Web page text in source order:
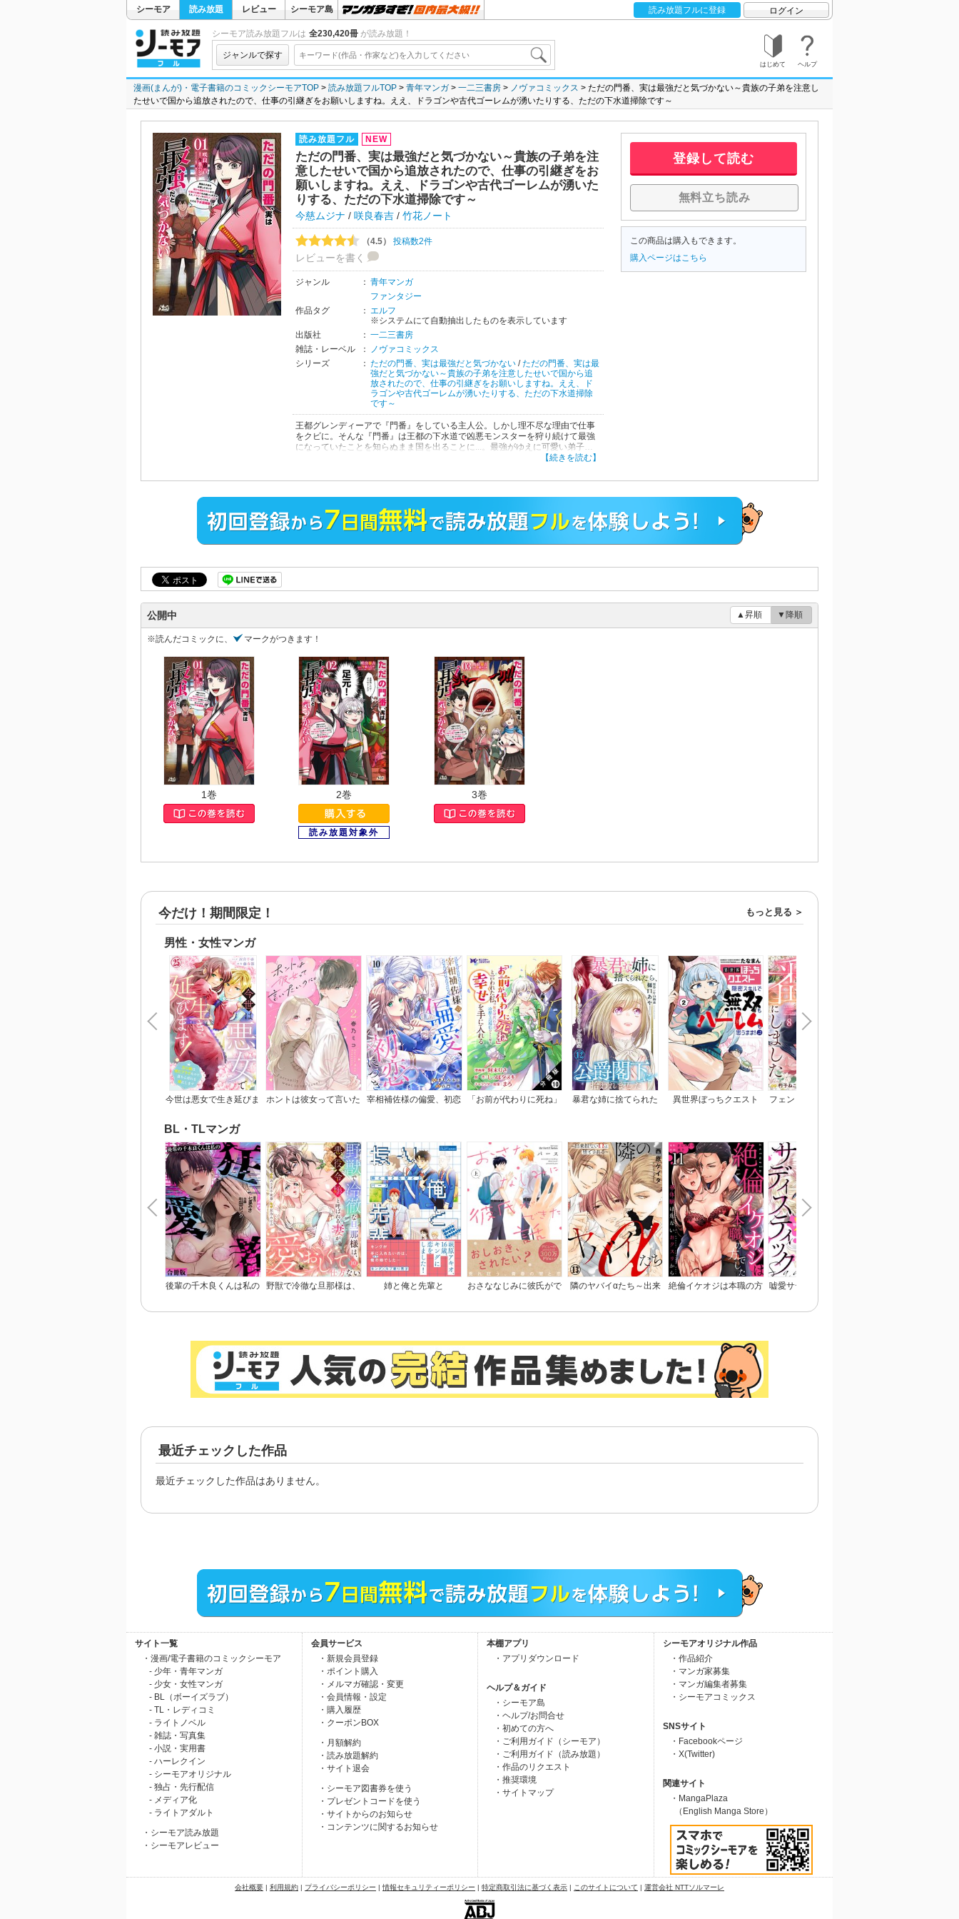
シーモア 読み放題 レビュー シーモア島 読み放題フルに登録 ログイン
シーモア読み放題フルは 全230,420冊 が読み放題！
ジャンルで探す
はじめて ヘルプ
漫画(まんが)・電子書籍のコミックシーモアTOP 読み放題フルTOP 青年マンガ 一二三書房 ノヴァコミックス
ただの門番、実は最強だと気づかない～貴族の子弟を注意し
たせいで国から追放されたので、仕事の引継ぎをお願いしますね。ええ、ドラゴンや古代ゴーレムが湧いたりする、ただの下水道掃除です～
読み放題フル NEW
ただの門番、実は最強だと気づかない～貴族の子弟を注
意したせいで国から追放されたので、仕事の引継ぎをお
願いしますね。ええ、ドラゴンや古代ゴーレムが湧いた
りする、ただの下水道掃除です～
今慈ムジナ / 咲良春吉 / 竹花ノート
（4.5） 投稿数2件
レビューを書く
ジャンル ： 青年マンガ
ファンタジー
作品タグ
： エルフ
※システムにて自動抽出したものを表示しています
出版社
： 一二三書房
雑誌・レーベル
：
ノヴァコミックス
シリーズ
： ただの門番、実は最強だと気づかない /ただの門番、実は最
強だと気づかない～貴族の子弟を注意したせいで国から追
放されたので、仕事の引継ぎをお願いしますね。ええ、ド
ラゴンや古代ゴーレムが湧いたりする、ただの下水道掃除
です～
王都グレンディーアで『門番』をしている主人公。しかし理不尽な理由で仕事
をクビに。そんな『門番』は王都の下水道で凶悪モンスターを狩り続けて最強
になっていたことを知らぬまま国を出ることに...。最強がゆえに可愛い弟子が
でき、幾多の村の危機を救うも、〝自分の実力ではない〟と勘違い!? どれだ
勘違いを呼ぶ、ド天然門番の冒険譚。
【続きを読む】
登録して読む
無料立ち読み
この商品は購入もできます。
購入ページはこちら
公開中 ▲昇順 ▼降順
※読んだコミックに、 マークがつきます！
1巻 2巻 3巻
今だけ！期間限定！ もっと見る
男性・女性マンガ
今世は悪女で生き延びま
グなので、落ちこぼれを
婿にします～
ホントは彼女って言いた
宰相補佐様の偏愛、初恋
「お前が代わりに死ね」
れる（コミック） 分冊
版
暴君な姉に捨てられた
異世界ぼっちクエスト
フェンリル王子は私を番
BL・TLマンガ
後輩の千木良くんは私の
野獣で冷徹な旦那様は、
姉と俺と先輩と
おさななじみに彼氏がで
隣のヤバイαたち～出来
絶倫イケオジは本職の方
嘘愛サディスティック～
最近チェックした作品
最近チェックした作品はありません。
サイト一覧
・漫画/電子書籍のコミックシーモア
- 少年・青年マンガ
- 少女・女性マンガ
- BL（ボーイズラブ）
- TL・レディコミ
- ライトノベル
- 雑誌・写真集
- 小説・実用書
- ハーレクイン
- シーモアオリジナル
- 独占・先行配信
- メディア化
- ライトアダルト
・シーモア読み放題
・シーモアレビュー
会員サービス
・新規会員登録
・ポイント購入
・メルマガ確認・変更
・会員情報・設定
・購入履歴
・クーポンBOX
・月額解約
・読み放題解約
・サイト退会
・シーモア図書券を使う
・プレゼントコードを使う
・サイトからのお知らせ
・コンテンツに関するお知らせ
本棚アプリ
・アプリダウンロード
ヘルプ＆ガイド
・シーモア島
・ヘルプ/お問合せ
・初めての方へ
・ご利用ガイド（シーモア）
・ご利用ガイド（読み放題）
・作品のリクエスト
・推奨環境
・サイトマップ
シーモアオリジナル作品
・作品紹介
・マンガ家募集
・マンガ編集者募集
・シーモアコミックス
SNSサイト
・Facebookページ
・X(Twitter)
関連サイト
・MangaPlaza
（English Manga Store）
会社概要 | 利用規約 | プライバシーポリシー | 情報セキュリティーポリシー | 特定商取引法に基づく表示 | このサイトについて | 運営会社 NTTソルマーレ